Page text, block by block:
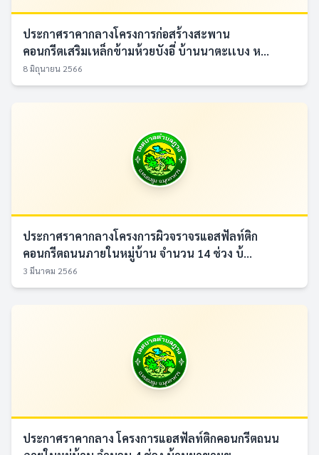
ประกาศราคากลางโครงการก่อสร้างสะพาน
คอนกรีตเสริมเหล็กข้ามห้วยบังอี่ บ้านนาตะเเบง ห...
8 มิถุนายน 2566
ประกาศราคากลางโครงการผิวจราจรแอสฟัลท์ติก
คอนกรีตถนนภายในหมู่บ้าน จำนวน 14 ช่วง บ้...
3 มีนาคม 2566
ประกาศราคากลาง โครงการแอสฟัลท์ติกคอนกรีตถนน